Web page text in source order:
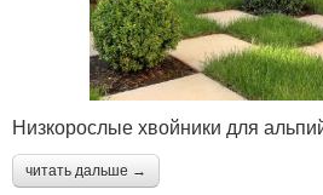
Низкорослые хвойники для
читать дальше →